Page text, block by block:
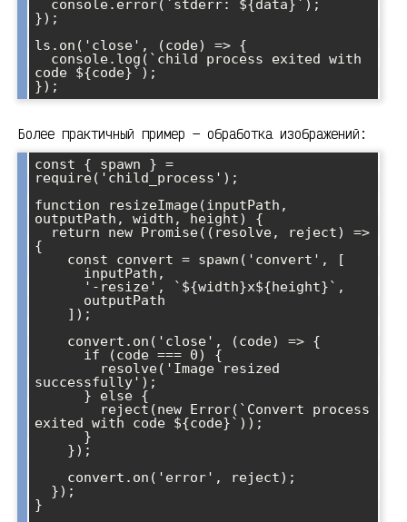
});
ls.on('close', (code) => {
code ${code}`);
Более практичный пример — обработка изображений:
const { spawn } =
require('child_process');
function resizeImage(inputPath,
outputPath, width, height) {
{
successfully');
exited with code ${code}`));
}